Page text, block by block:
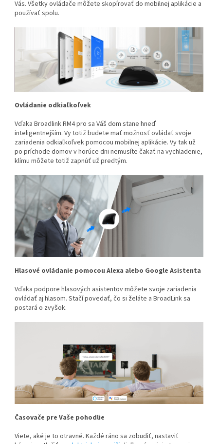
Vás. Všetky ovládače môžete skopírovať do mobilnej aplikácie a
používať spolu.
Ovládanie odkiaľkoľvek
Vďaka Broadlink RM4 pro sa Váš dom stane hneď
inteligentnejším. Vy totiž budete mať možnosť ovládať svoje
zariadenia odkiaľkoľvek pomocou mobilnej aplikácie. Vy tak už
po príchode domov v horúce dni nemusíte čakať na vychladenie,
klímu môžete totiž zapnúť už predtým.
Hlasové ovládanie pomocou Alexa alebo Google Asistenta
Vďaka podpore hlasových asistentov môžete svoje zariadenia
ovládať aj hlasom. Stačí povedať, čo si želáte a BroadLink sa
postará o zvyšok.
Časovače pre Vaše pohodlie
Viete, aké je to otravné. Každé ráno sa zobudiť, nastaviť